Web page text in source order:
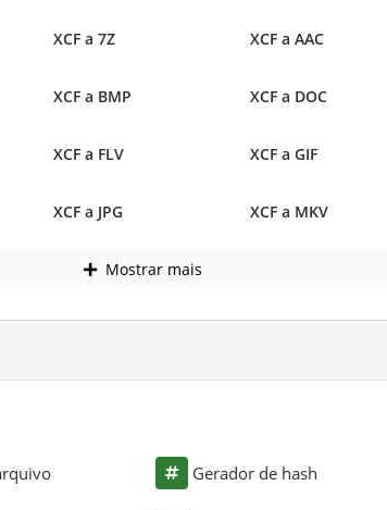
XCF a 7Z XCF a AAC
XCF a BMP XCF a DOC
XCF a FLV XCF a GIF
XCF a JPG XCF a MKV
Mostrar mais
Gerador de hash